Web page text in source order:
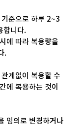
준으로 하루 2~3
합니다.
에 따라 복용량을
.
계없이 복용할 수
에 복용하는 것이
임의로 변경하거나